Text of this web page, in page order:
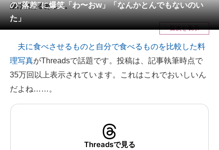
メディア
注目記事を集めた総合ページ
ITの今と未来を見通す
スマホと通信の最新トレンド
進化するPCとデバイスの未来
の“落差”に爆笑「わ〜おw」「なんかとんでもないのい
た」
揚げ物あるある〜。
目次を表示
夫に食べさせるものと自分で食べるものを比較した料
理写真がThreadsで話題です。投稿は、記事執筆時点で
35万回以上表示されています。これはこれでおいしいん
だよね……。
Threadsで見る